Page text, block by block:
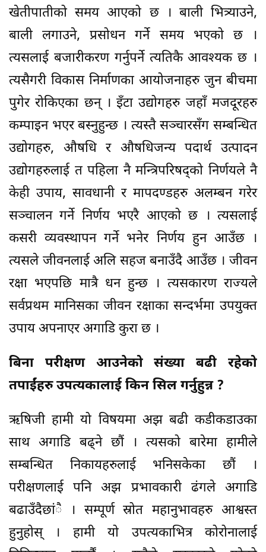
खेतीपातीको समय आएको छ । बाली भित्र्याउने,
बाली लगाउने, प्रसोधन गर्ने समय भएको छ ।
त्यसलाई बजारीकरण गर्नुपर्ने त्यतिकै आवश्यक छ ।
त्यसैगरी विकास निर्माणका आयोजनाहरु जुन बीचमा
पुगेर रोकिएका छन् । इँटा उद्योगहरु जहाँ मजदूरहरु
कम्पाइन भएर बस्नुहुन्छ । त्यस्तै सञ्चारसँग सम्बन्धित
उद्योगहरु, औषधि र औषधिजन्य पदार्थ उत्पादन
उद्योगहरुलाई त पहिला नै मन्त्रिपरिषद्को निर्णयले नै
केही उपाय, सावधानी र मापदण्डहरु अलम्बन गरेर
सञ्चालन गर्ने निर्णय भएरै आएको छ । त्यसलाई
कसरी व्यवस्थापन गर्ने भनेर निर्णय हुन आउँछ ।
त्यसले जीवनलाई अलि सहज बनाउँदै आउँछ । जीवन
रक्षा भएपछि मात्रै धन हुन्छ । त्यसकारण राज्यले
सर्वप्रथम मानिसका जीवन रक्षाका सन्दर्भमा उपयुक्त
उपाय अपनाएर अगाडि कुरा छ ।
बिना परीक्षण आउनेको संख्या बढी रहेको
तपाईंहरु उपत्यकालाई किन सिल गर्नुहुन्न ?
ऋषिजी हामी यो विषयमा अझ बढी कडीकडाउका
साथ अगाडि बढ्ने छौं । त्यसको बारेमा हामीले
सम्बन्धित निकायहरुलाई भनिसकेका छौं ।
परीक्षणलाई पनि अझ प्रभावकारी ढंगले अगाडि
बढाउँदैछांै । सम्पूर्ण स्रोत महानुभावहरु आश्वस्त
हुनुहोस् । हामी यो उपत्यकाभित्र कोरोनालाई